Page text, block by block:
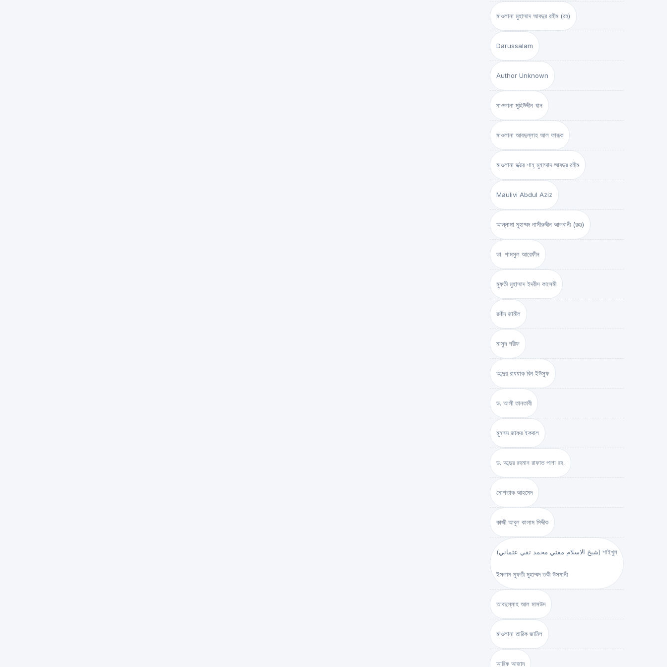
মাওলানা মুহাম্মাদ আবদুর রহীম (রহ)
Darussalam
Author Unknown
মাওলানা মুহিউদ্দীন খান
মাওলানা আবদুল্লাহ আল ফারূক
মাওলানা ডক্টর শাহ্‌ মুহাম্মাদ আবদুর রহীম
Maulivi Abdul Aziz
আল্লামা মুহাম্মদ নাসীরুদ্দীন আলবানী (রহঃ)
ডা. শামসুল আরেফীন
মুফতী মুহাম্মাদ ইদরীস কাসেমী
রশীদ জামীল
মাসুদ শরীফ
আব্দুর রাযযাক বিন ইউসুফ
ড. আলী তানতাবী
মুহম্মদ জাফর ইকবাল
ড. আব্দুর রহমান রাফাত পাশা রহ.
মোশতাক আহমেদ
কাজী আবুল কালাম সিদ্দীক
(شيخ الاسلام مفتي محمد تقي عثماني) শাইখুল
ইসলাম মুফতী মুহাম্মদ তকী উসমানী
আবদুল্লাহ আল মাসউদ
মাওলানা তারিক জামিল
আরিফ আজাদ